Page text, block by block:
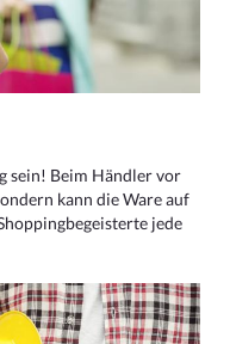
sein! Beim Händler vor
kann die Ware auf
jede